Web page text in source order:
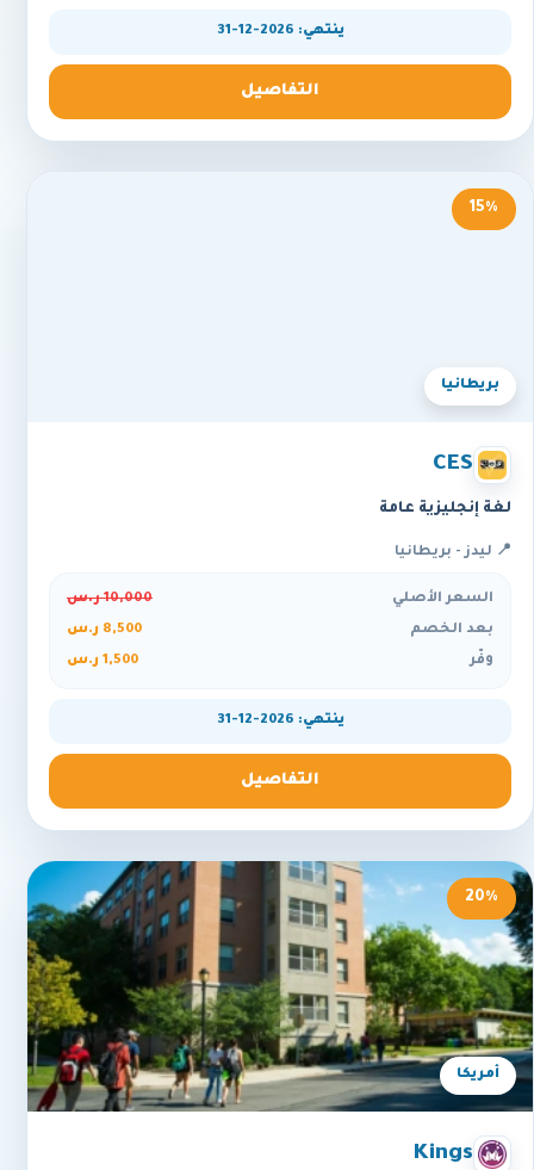
ينتهي: 2026-12-31
التفاصيل
بريطانيا
15%
CES
لغة إنجليزية عامة
📍 ليدز - بريطانيا
السعر الأصلي
10,000 ر.س
بعد الخصم
8,500 ر.س
وفّر
1,500 ر.س
ينتهي: 2026-12-31
التفاصيل
أمريكا
20%
Kings